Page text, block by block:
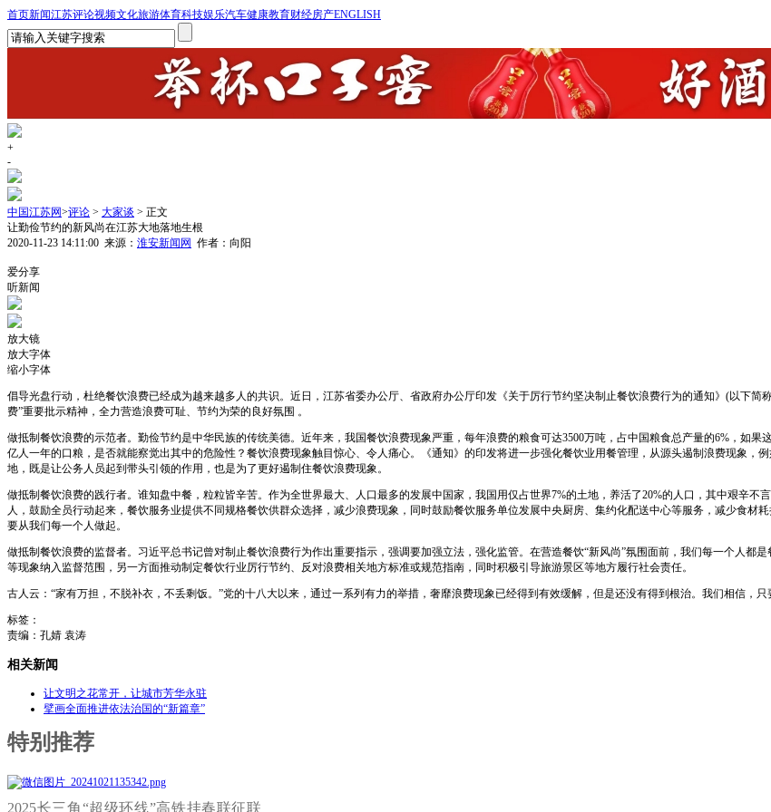
首页新闻江苏评论视频文化旅游体育科技娱乐汽车健康教育财经房产ENGLISH
+
-
中国江苏网>评论 > 大家谈 > 正文
让勤俭节约的新风尚在江苏大地落地生根
2020-11-23 14:11:00 来源： 淮安新闻网 作者：向阳
爱分享
听新闻
放大镜
放大字体
缩小字体
倡导光盘行动，杜绝餐饮浪费已经成为越来越多人的共识。近日，江苏省委办公厅、省政府办公厅印发《关于厉行节约坚决制止餐饮浪费行为的通知》(以下简
费”重要批示精神，全力营造浪费可耻、节约为荣的良好氛围 。
做抵制餐饮浪费的示范者。勤俭节约是中华民族的传统美德。近年来，我国餐饮浪费现象严重，每年浪费的粮食可达3500万吨，占中国粮食总产量的6%，如
亿人一年的口粮，是否就能察觉出其中的危险性？餐饮浪费现象触目惊心、令人痛心。《通知》的印发将进一步强化餐饮业用餐管理，从源头遏制浪费现象，
地，既是让公务人员起到带头引领的作用，也是为了更好遏制住餐饮浪费现象。
做抵制餐饮浪费的践行者。谁知盘中餐，粒粒皆辛苦。作为全世界最大、人口最多的发展中国家，我国用仅占世界7%的土地，养活了20%的人口，其中艰辛
人，鼓励全员行动起来，餐饮服务业提供不同规格餐饮供群众选择，减少浪费现象，同时鼓励餐饮服务单位发展中央厨房、集约化配送中心等服务，减少食材
要从我们每一个人做起。
做抵制餐饮浪费的监督者。习近平总书记曾对制止餐饮浪费行为作出重要指示，强调要加强立法，强化监管。在营造餐饮“新风尚”氛围面前，我们每一个人都
等现象纳入监督范围，另一方面推动制定餐饮行业厉行节约、反对浪费相关地方标准或规范指南，同时积极引导旅游景区等地方履行社会责任。
古人云：“家有万担，不脱补衣，不丢剩饭。”党的十八大以来，通过一系列有力的举措，奢靡浪费现象已经得到有效缓解，但是还没有得到根治。我们相信，
标签：
责编：孔婧 袁涛
相关新闻
让文明之花常开，让城市芳华永驻
擘画全面推进依法治国的“新篇章”
特别推荐
2025长三角“超级环线”高铁挂春联征联